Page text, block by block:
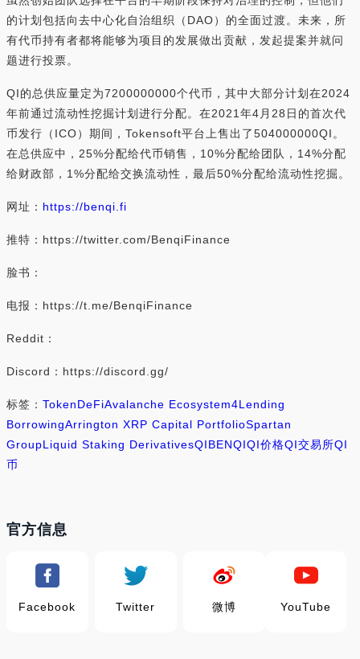
的计划包括向去中心化自治组织（DAO）的全面过渡。未来，所
有代币持有者都将能够为项目的发展做出贡献，发起提案并就问
题进行投票。
QI的总供应量定为7200000000个代币，其中大部分计划在2024
年前通过流动性挖掘计划进行分配。在2021年4月28日的首次代
币发行（ICO）期间，Tokensoft平台上售出了504000000QI。
在总供应中，25%分配给代币销售，10%分配给团队，14%分配
给财政部，1%分配给交换流动性，最后50%分配给流动性挖掘。
网址： https://benqi.fi
推特：https://twitter.com/BenqiFinance
脸书：
电报：https://t.me/BenqiFinance
Reddit：
Discord：https://discord.gg/
标签： TokenDeFiAvalanche Ecosystem4Lending
BorrowingArrington XRP Capital PortfolioSpartan
GroupLiquid Staking DerivativesQIBENQIQI价格QI交易所QI
币
官方信息
Facebook Twitter 微博 YouTube